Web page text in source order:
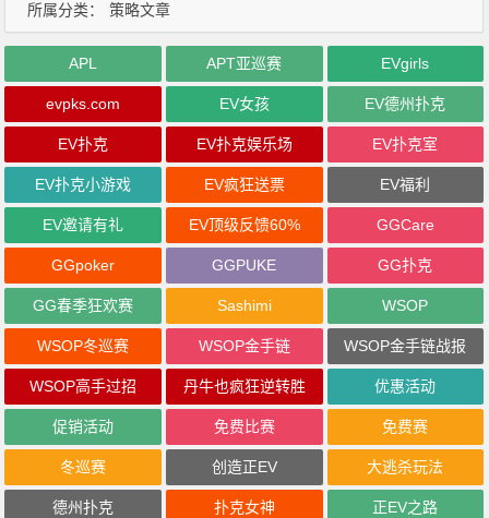
所属分类： 策略文章
APL APT亚巡赛 EVgirls
evpks.com EV女孩 EV德州扑克
EV扑克 EV扑克娱乐场 EV扑克室
EV扑克小游戏 EV疯狂送票 EV福利
EV邀请有礼 EV顶级反馈60% GGCare
GGpoker GGPUKE GG扑克
GG春季狂欢赛 Sashimi WSOP
WSOP冬巡赛 WSOP金手链 WSOP金手链战报
WSOP高手过招 丹牛也疯狂逆转胜 优惠活动
促销活动 免费比赛 免费赛
冬巡赛 创造正EV 大逃杀玩法
德州扑克 扑克女神 正EV之路